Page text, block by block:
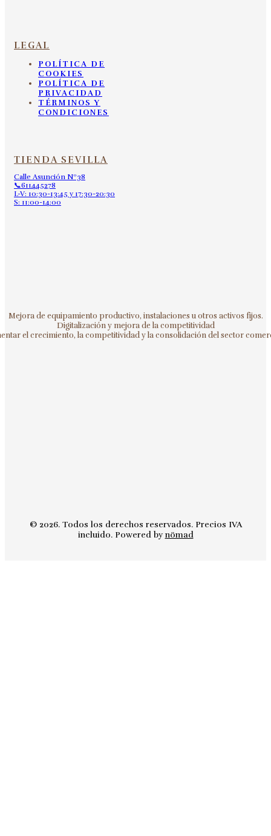
LEGAL
POLÍTICA DE
COOKIES
POLÍTICA DE
PRIVACIDAD
TÉRMINOS Y
CONDICIONES
TIENDA SEVILLA
Calle Asunción Nº38
📞611445278
L-V: 10:30-13:45 y 17:30-20:30
S: 11:00-14:00
Mejora de equipamiento productivo, instalaciones u otros activos fijos.
Digitalización y mejora de la competitividad
el crecimiento, la competitividad y la consolidación del sector
© 2026. Todos los derechos reservados. Precios IVA
incluido. Powered bynömad